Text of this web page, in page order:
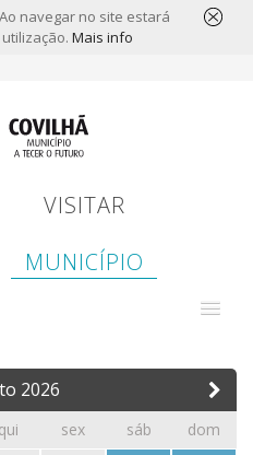
navegar no site estará
Mais info
VISITAR
MUNICÍPIO
2026
qui sex sáb
dom